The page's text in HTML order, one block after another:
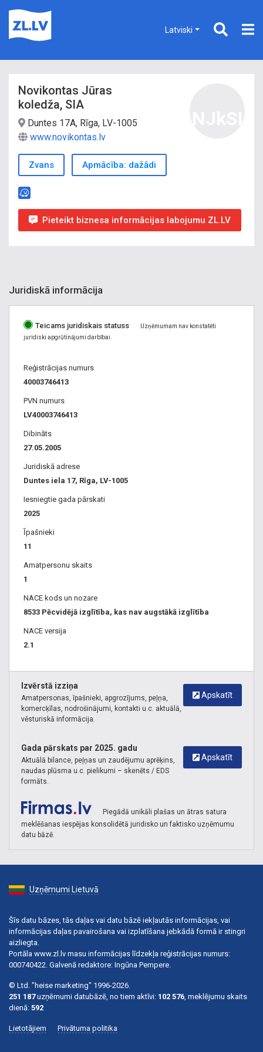
Latviski
Novikontas Jūras
koledža, SIA
Duntes 17A, Rīga, LV-1005
www.novikontas.lv
Zvans Apmācība: dažādi
Pieteikt biznesa informācijas labojumu ZL.LV
Juridiskā informācija
Teicams juridiskais statuss
Uzņēmumam nav konstatēti
juridiski apgrūtinājumi darbībai.
Reģistrācijas numurs
40003746413
PVN numurs
LV40003746413
Dibināts
27.05.2005
Juridiskā adrese
Duntes iela 17, Rīga, LV-1005
Iesniegtie gada pārskati
2025
Īpašnieki
11
Amatpersonu skaits
1
NACE kods un nozare
8533 Pēcvidējā izglītība, kas nav augstākā izglītība
NACE versija
2.1
Apskatīt
Izvērstā izziņa
Amatpersonas, īpašnieki, apgrozījums, peļņa,
komercķīlas, nodrošinājumi, kontakti u.c. aktuālā,
vēsturiskā informācija.
Apskatīt
Gada pārskats par 2025. gadu
Aktuālā bilance, peļņas un zaudējumu aprēķins,
naudas plūsma u.c. pielikumi – skenēts / EDS
formāts.
Piegādā unikāli plašas un ātras satura
meklēšanas iespējas konsolidētā juridisko un faktisko uzņēmumu
datu bāzē.
Uzņēmumi Lietuvā
Šīs datu bāzes, tās daļas vai datu bāzē iekļautās informācijas, vai
informācijas daļas pavairošana vai izplatīšana jebkādā formā ir stingri
aizliegta.
Portāla www.zl.lv masu informācijas līdzekļa reģistrācijas numurs:
000740422. Galvenā redaktore: Ingūna Pempere.
© Ltd. "heise marketing" 1996-2026.
251 187uzņēmumi datubāzē, no tiem aktīvi: 102 576, meklējumu skaits
dienā: 592
Lietotājiem Privātuma politika